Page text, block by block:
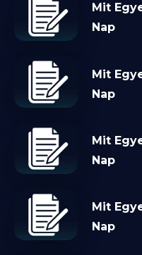
Mit
Nap
Mit
Nap
Mit
Nap
Mit
Nap